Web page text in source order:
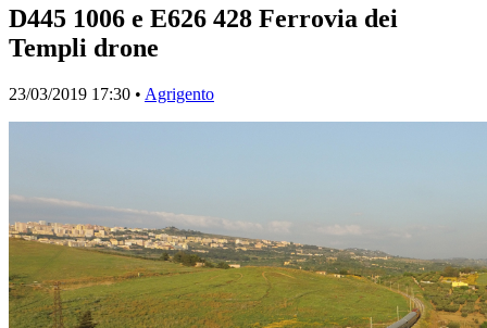
D445 1006 e E626 428 Ferrovia dei
Templi drone
23/03/2019 17:30 • Agrigento